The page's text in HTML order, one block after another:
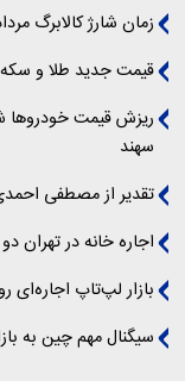
زمان شارژ کالابرگ
قیمت جدید طلا و سکه امروز ۱۵
ریزش قیمت خودروها
سهند
تقدیر از مصطفی
اجاره خانه در تهران
بازار لپ‌تاپ
سیگنال‌ مهم چین به